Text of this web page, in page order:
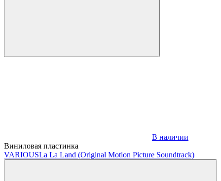
В наличии
Виниловая пластинка
VARIOUSLa La Land (Original Motion Picture Soundtrack)